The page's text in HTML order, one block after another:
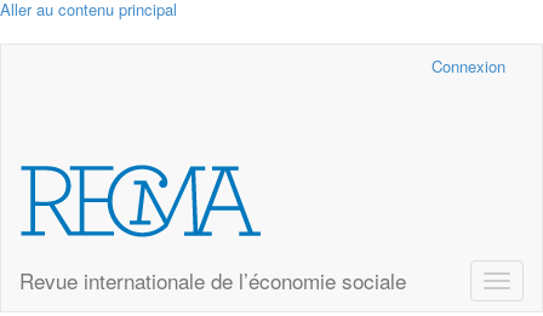
Aller au contenu principal
Connexion
Revue internationale de l’économie sociale
Toggle